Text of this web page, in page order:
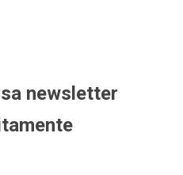
newsletter